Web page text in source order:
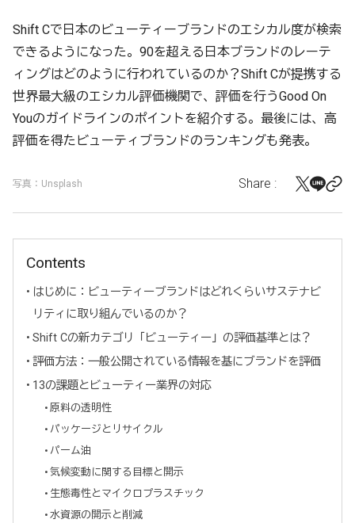
Shift Cで日本のビューティーブランドのエシカル度が検索
できるようになった。90を超える日本ブランドのレーテ
ィングはどのように行われているのか？Shift Cが提携する
世界最大級のエシカル評価機関で、評価を行うGood On
Youのガイドラインのポイントを紹介する。最後には、高
評価を得たビューティブランドのランキングも発表。
写真：Unsplash Share :
Contents
はじめに：ビューティーブランドはどれくらいサステナビ
リティに取り組んでいるのか？
Shift Cの新カテゴリ「ビューティー」の評価基準とは？
評価方法：一般公開されている情報を基にブランドを評価
13の課題とビューティー業界の対応
原料の透明性
パッケージとリサイクル
パーム油
気候変動に関する目標と開示
生態毒性とマイクロプラスチック
水資源の開示と削減